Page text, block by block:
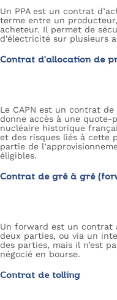
Un PPA est un contrat
terme entre un
acheteur. Il permet de
d’électricité sur plusieurs
Contrat d’allocation de
Le CAPN est un contrat
donne accès à une
nucléaire historique
et des risques liés à cette
partie de
éligibles.
Contrat de gré à gré
Un forward est un contrat
deux parties, ou via un
des parties, mais il n’est
négocié en bourse.
Contrat de tolling